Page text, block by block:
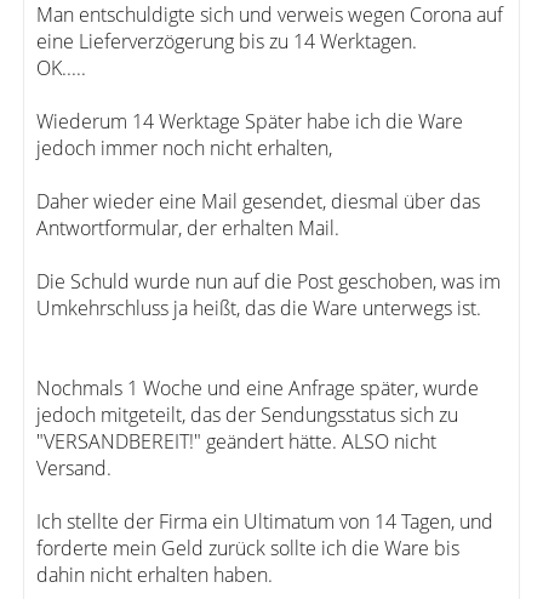
Man entschuldigte sich und verweis wegen Corona auf
eine Lieferverzögerung bis zu 14 Werktagen.
OK.....
Wiederum 14 Werktage Später habe ich die Ware
jedoch immer noch nicht erhalten,
Daher wieder eine Mail gesendet, diesmal über das
Antwortformular, der erhalten Mail.
Die Schuld wurde nun auf die Post geschoben, was im
Umkehrschluss ja heißt, das die Ware unterwegs ist.
Nochmals 1 Woche und eine Anfrage später, wurde
jedoch mitgeteilt, das der Sendungsstatus sich zu
"VERSANDBEREIT!" geändert hätte. ALSO nicht
Versand.
Ich stellte der Firma ein Ultimatum von 14 Tagen, und
forderte mein Geld zurück sollte ich die Ware bis
dahin nicht erhalten haben.